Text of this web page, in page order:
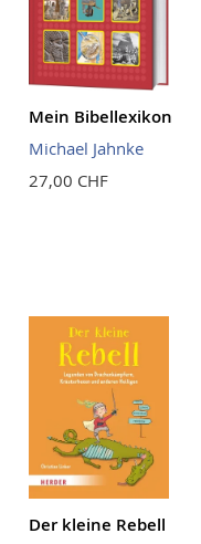
Mein Bibellexikon
Michael Jahnke
27,00 CHF
Der kleine Rebell